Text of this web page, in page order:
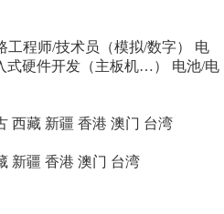
工程师/技术员（模拟/数字）
电
式硬件开发（主板机…）
电池/电
西藏 新疆 香港 澳门 台湾
新疆 香港 澳门 台湾